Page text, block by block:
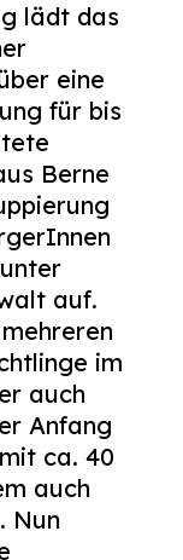
lädt das
eine
für bis
Berne
auf.
im
auch
Anfang
ca. 40
auch
Nun